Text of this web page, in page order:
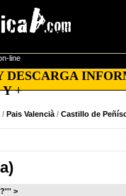
line
DESCARGA
+
/ Pais Valencià / Castillo de
>